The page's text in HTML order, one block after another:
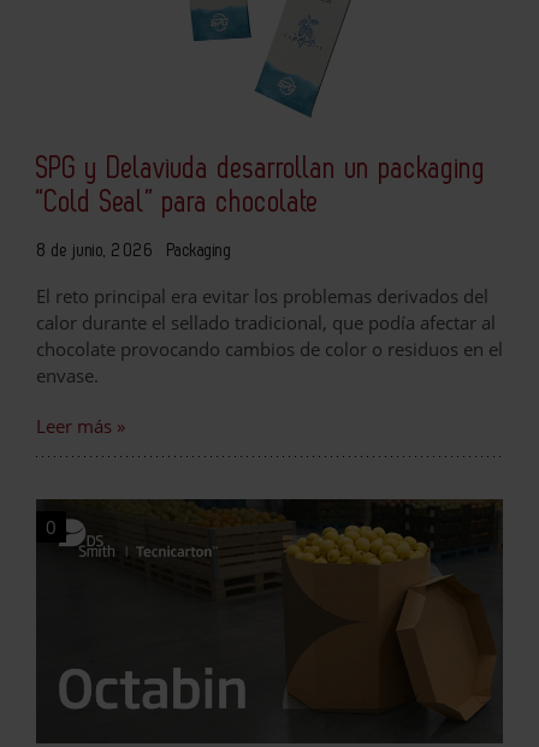
SPG y Delaviuda desarrollan un packaging
“Cold Seal” para chocolate
8 de junio, 2026 Packaging
El reto principal era evitar los problemas derivados del
calor durante el sellado tradicional, que podía afectar al
chocolate provocando cambios de color o residuos en el
envase.
Leer más »
0